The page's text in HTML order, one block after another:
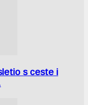
s ceste i